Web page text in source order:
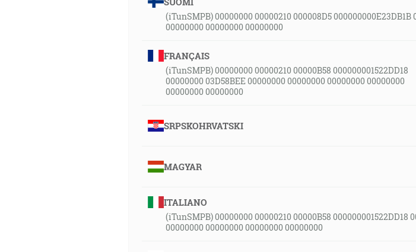
(iTunSMPB) 00000000 00000210 000008D5
00000000 00000000 00000000
FRANÇAIS
(iTunSMPB) 00000000 00000210 00000B58 000000001522DD18
00000000 03D58BEE 00000000 00000000 00000000 00000000
00000000 00000000
SRPSKOHRVATSKI
MAGYAR
ITALIANO
(iTunSMPB) 00000000 00000210 00000B58 000000001522DD18
00000000 00000000 00000000 00000000